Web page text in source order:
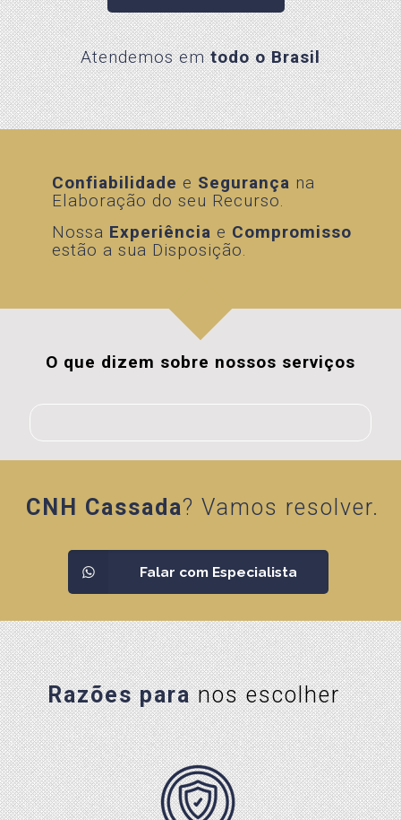
Atendemos emtodo o Brasil
Confiabilidade eSegurançana
Elaboração do seu Recurso.
estão a sua Disposição.
Confiabilidade e Segurança na
Elaboração do seu Recurso.
Nossa Experiência e Compromisso
estão a sua Disposição.
O que dizem sobre nossos serviços
CNH Cassada? Vamos resolver.
Falar com Especialista
Razões paranos escolher
Razões paranos escolher